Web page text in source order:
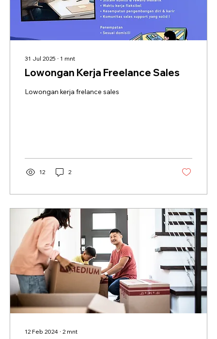
31 Jul 2025 ∙ 1 mnt
Lowongan Kerja Freelance Sales
Lowongan kerja frelance sales
12 2
12 Feb 2024 ∙ 2 mnt